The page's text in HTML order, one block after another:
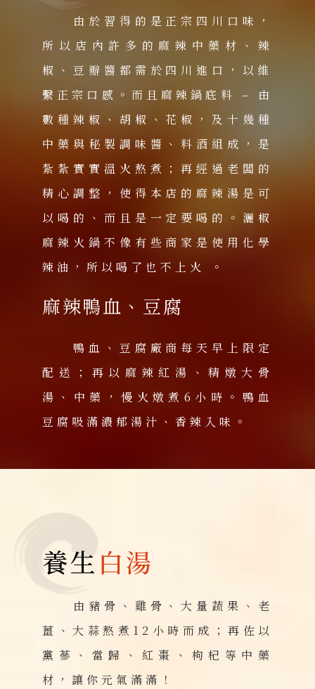
由於習得的是正宗四川口味，
所以店內許多的麻辣中藥材、辣
椒、豆瓣醬都需於四川進口，以維
繫正宗口感。而且麻辣鍋底料 – 由
數種辣椒、胡椒、花椒，及十幾種
中藥與秘製調味醬、料酒組成，是
紮紮實實溫火熬煮；再經過老闆的
精心調整，使得本店的麻辣湯是可
以喝的、而且是一定要喝的。灑椒
麻辣火鍋不像有些商家是使用化學
辣油，所以喝了也不上火 。
麻辣鴨血、豆腐
鴨血、豆腐廠商每天早上限定
配送；再以麻辣紅湯、精燉大骨
湯、中藥，慢火燉煮6小時。鴨血
豆腐吸滿濃郁湯汁、香辣入味。
養生 白湯
由豬骨、雞骨、大量蔬果、老
薑、大蒜熬煮12小時而成；再佐以
黨蔘、當歸、紅棗、枸杞等中藥
材，讓你元氣滿滿！